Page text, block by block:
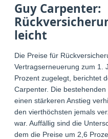
Guy Carpenter:
leicht
Die Preise für
Vertragserneuerung zum 1.
Prozent zugelegt, berichtet
Carpenter. Die
einen stärkeren Anstieg
den vierthöchsten jemals
war. Auffällig sind die
dem die Preise um 2,6